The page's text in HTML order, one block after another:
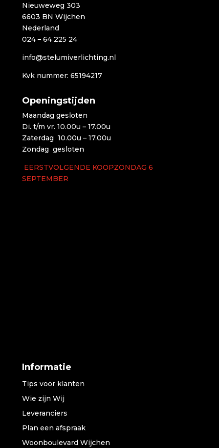
Nieuweweg 303
6603 BN Wijchen
Nederland
024 – 64 225 24
info@stelumiverlichting.nl
Kvk nummer: 65194217
Openingstijden
Maandag gesloten
Di. t/m vr. 10.00u – 17.00u
Zaterdag 10.00u – 17.00u
Zondag gesloten
EERSTVOLGENDE KOOPZONDAG 6
SEPTEMBER
Informatie
Tips voor klanten
Wie zijn Wij
Leveranciers
Plan een afspraak
Woonboulevard Wijchen